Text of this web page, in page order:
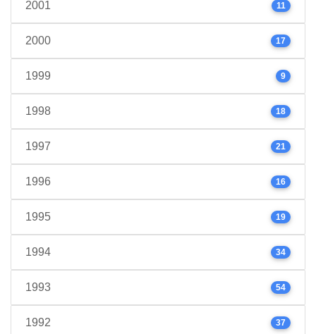
2001 11
2000 17
1999 9
1998 18
1997 21
1996 16
1995 19
1994 34
1993 54
1992 37